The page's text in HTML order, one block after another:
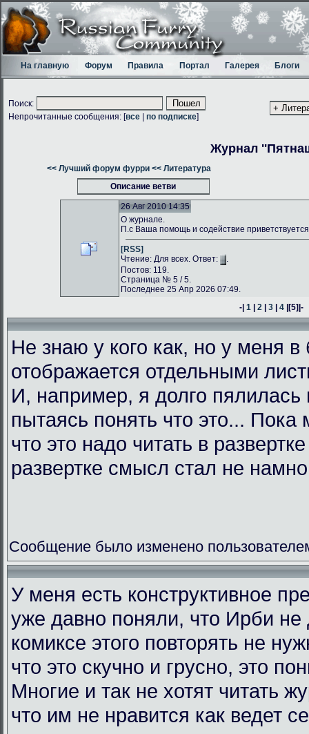
На главную Форум Правила Портал Галерея Блоги
Поиск:
Непрочитанные сообщения: [все по подписке]
Журнал
<< Лучший форум фурри << Литература
Описание ветви
26 Авг 2010 14:35
О журнале.
П.с Ваша помощь и содействие
[RSS]
Чтение: Для всех. Ответ:
.
Постов: 119.
Страница № 5 / 5.
Последнее 25 Апр 2026 07:49.
-|1 |2 |3 |4 |[5]|-
Не знаю у кого как, но у меня в
отображается отдельными
И, например, я долго пялилась
пытаясь понять что это... Пока
что это надо читать в
развертке смысл стал не
Сообщение было изменено
У меня есть конструктивное
уже давно поняли, что Ирби не
комиксе этого повторять не
что это скучно и грусно, это
Многие и так не хотят читать
что им не нравится как ведет